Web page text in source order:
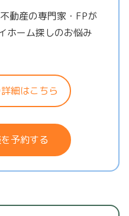
動産の専門家・FPが
ホーム探しのお悩み
細はこちら
予約する